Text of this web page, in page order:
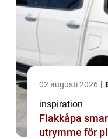
02 augusti 2026
inspiration
Flakkåpa smart skydd och extra
utrymme för